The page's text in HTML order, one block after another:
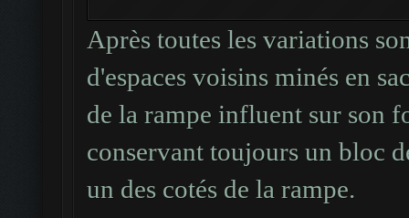
##.##
#####
Cas 1 : absence de
espace miné +
fonctionne.
-1 :
Après toutes les variations
d'espaces voisins minés en
de la rampe influent sur son
conservant toujours un bloc
un des cotés de la rampe.